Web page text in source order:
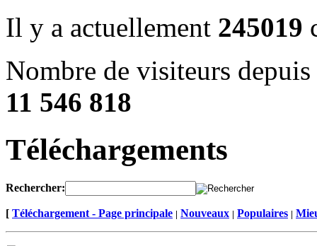
Il y a actuellement 245019
Nombre de visiteurs
11 546 818
Téléchargements
Rechercher:
[ Téléchargement - Page principale | Nouveaux | Populaires |